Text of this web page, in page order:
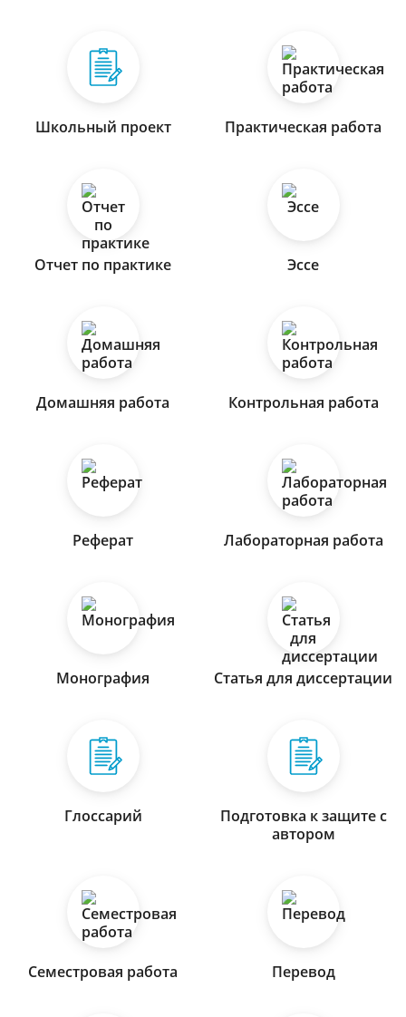
Школьный проект Практическая работа
Отчет по практике Эссе
Домашняя работа Контрольная работа
Реферат Лабораторная работа
Монография Статья для диссертации
Глоссарий
Подготовка к защите с
автором
Семестровая работа Перевод